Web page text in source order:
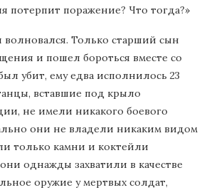
потерпит поражение? Что тогда?»
Только старший сын
и пошел бороться вместе со
убит, ему едва исполнилось 23
вставшие под крыло
не имели никакого боевого
они не владели никаким видом
только камни и коктейли
однажды захватили в качестве
оружие у мертвых солдат,